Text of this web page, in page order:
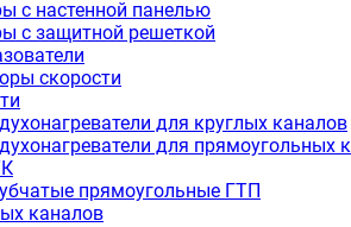
с настенной панелью
с защитной решеткой
скорости
для круглых каналов
для прямоугольных
прямоугольные ГТП
каналов